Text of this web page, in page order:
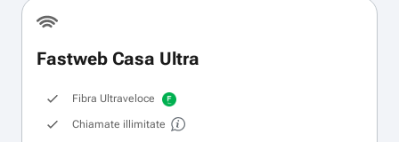
Fastweb Casa Ultra
Fibra Ultraveloce
Chiamate illimitate